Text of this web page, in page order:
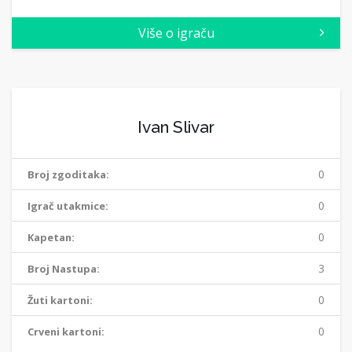
Više o igraču
Ivan Slivar
Broj zgoditaka: 0
Igrač utakmice: 0
Kapetan: 0
Broj Nastupa: 3
Žuti kartoni: 0
Crveni kartoni: 0